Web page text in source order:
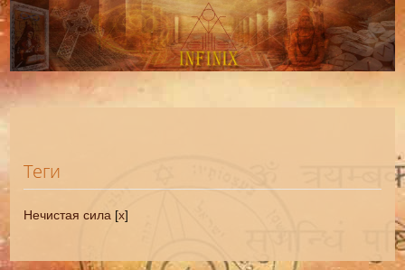
Теги
Нечистая сила [x]